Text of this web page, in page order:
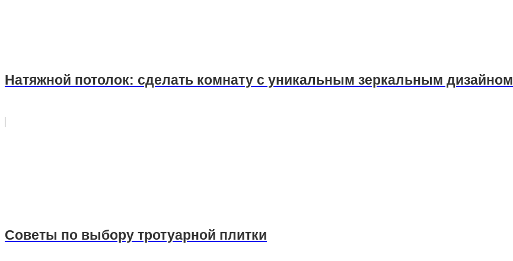
Натяжной потолок: сделать комнату с уникальным зеркальным дизайном
Советы по выбору тротуарной плитки